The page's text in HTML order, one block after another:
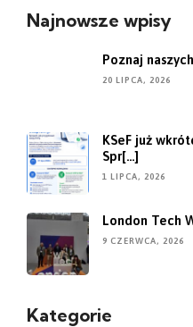
Najnowsze wpisy
Poznaj
20 LIPCA, 2026
KSeF już
Spr[...]
1 LIPCA, 2026
London Tech
9 CZERWCA, 2026
Kategorie